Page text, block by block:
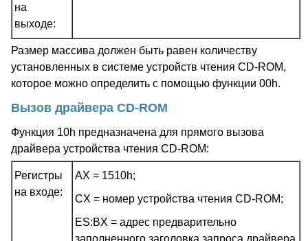
на
выходе:
Размер массива должен быть равен количеству
установленных в системе устройств чтения CD-ROM,
которое можно определить с помощью функции 00h.
Вызов драйвера CD-ROM
Функция 10h предназначена для прямого вызова
драйвера устройства чтения CD-ROM:
Регистры
на входе:
AX = 1510h;
CX = номер устройства чтения CD-ROM;
ES:BX = адрес предварительно
заполненного заголовка запроса драйвера